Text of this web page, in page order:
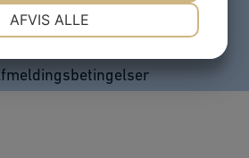
til eksamensangst
STATISTIK
AFVIS ALLE